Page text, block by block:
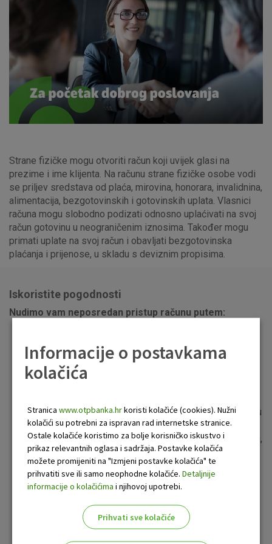
Strane fizičke mogu otvoriti račun koji uvijek glasi na
prezime i ime klijenta. Na računu strane fizičke osobe vodi
se priljev sredstava od plaća, mirovina, honorara, invalidnina,
alimentacija, bezgotovinskih i gotovinskih uplata. Vlasnici
računa mogu slobodno podizati odnosno uplaćivati na svoj
račun gotovinu u neograničenim iznosima. Također mogu
primati uplate na svoj račun i obavljati bezgotovinska
plaćanja i prijenose, u skladu s deviznim propisima.
Iskoristite pogodnosti
Nudimo vam neposredan pristup računu putem:
nova usluga digitalnog bankarstva OTP banke d.d.
koja objedinjuje postojeće usluge OTPDirekt, OTP
mobilno bankarstvo i mtoken te samim time i
bankarstvu te usluzi m-token, a sve kroz samo jednu
aplikaciju.
Kontakt centra OTP bankeza informacije o računu,
pozivom na broj telefona(0800 21 00 21)- 24 sata
dnevno, 365 dana u godini
Bankomata- razgranata mreža naših bankomata u
svakom trenutku omogućuje pristup gotovini i
informacijama o stanju računa
EFT/POS terminala- omogućuju kupovanje roba i
plaćanje usluga bez gotovine
Informacije o postavkama
kolačića
Stranica www.otpbanka.hrkoristi kolačiće (cookies). Nužni
kolačići su potrebni za ispravan rad internetske stranice.
Ostale kolačiće koristimo za bolje korisničko iskustvo i
prikaz relevantnih oglasa i sadržaja. Postavke kolačića
možete promijeniti na "Izmjeni postavke kolačića" te
prihvatiti sve ili samo neophodne kolačiće. Detaljnije
informacije o kolačićima i njihovoj upotrebi.
Prihvati sve kolačiće